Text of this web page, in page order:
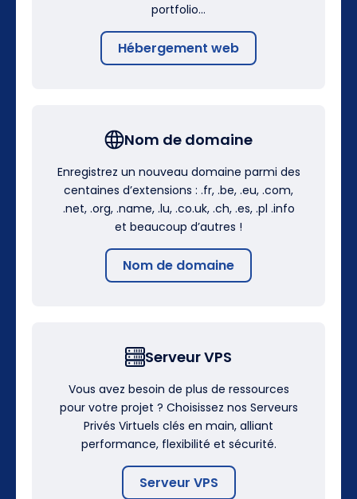
portfolio…
Hébergement web
Nom de domaine
Enregistrez un nouveau domaine parmi des
centaines d’extensions : .fr, .be, .eu, .com,
.net, .org, .name, .lu, .co.uk, .ch, .es, .pl .info
et beaucoup d’autres !
Nom de domaine
Serveur VPS
Vous avez besoin de plus de ressources
pour votre projet ? Choisissez nos Serveurs
Privés Virtuels clés en main, alliant
performance, flexibilité et sécurité.
Serveur VPS